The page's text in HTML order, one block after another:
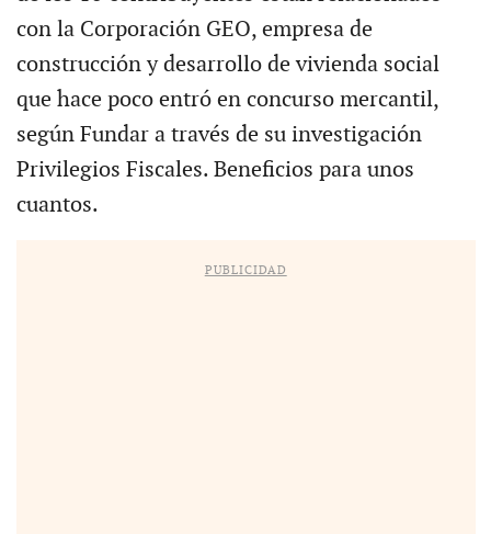
con la Corporación GEO, empresa de
construcción y desarrollo de vivienda social
que hace poco entró en concurso mercantil,
según Fundar a través de su investigación
Privilegios Fiscales. Beneficios para unos
cuantos.
PUBLICIDAD